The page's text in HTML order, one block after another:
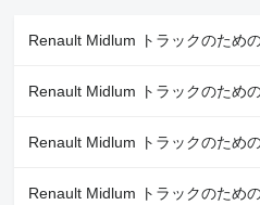
Renault Midlum トラックのため
Renault Midlum トラックのため
Renault Midlum トラックのため
Renault Midlum トラックのため